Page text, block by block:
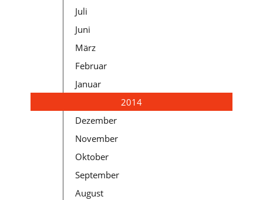
Juli
Juni
März
Februar
Januar
2014
Dezember
November
Oktober
September
August